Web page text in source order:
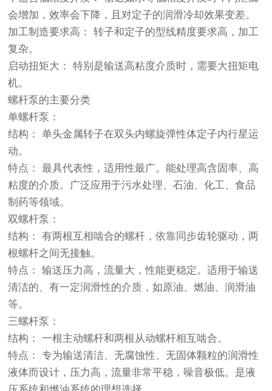
会增加，效率会下降，且对定子的润滑冷却效果变差。
加工制造要求高： 转子和定子的型线精度要求高，加工
复杂。
启动扭矩大： 特别是输送高粘度介质时，需要大扭矩电
机。
螺杆泵的主要分类
单螺杆泵：
结构： 单头金属转子在双头内螺旋弹性体定子内行星运
动。
特点： 最具代表性，适用性最广。能处理高含固率、高
粘度的介质。广泛应用于污水处理、石油、化工、食品
制药等领域。
双螺杆泵：
结构： 有两根互相啮合的螺杆，依靠同步齿轮驱动，两
根螺杆之间无接触。
特点： 输送压力高，流量大，性能更稳定。适用于输送
清洁的、有一定润滑性的介质，如原油、燃油、润滑油
等。
三螺杆泵：
结构： 一根主动螺杆和两根从动螺杆相互啮合。
特点： 专为输送清洁、无腐蚀性、无固体颗粒的润滑性
液体而设计，压力高，流量非常平稳，噪音极低。是液